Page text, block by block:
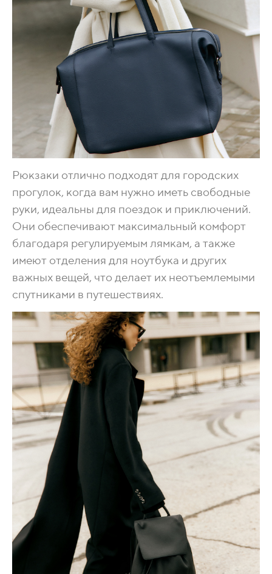
Рюкзаки отлично подходят для городских
прогулок, когда вам нужно иметь свободные
руки, идеальны для поездок и приключений.
Они обеспечивают максимальный комфорт
благодаря регулируемым лямкам, а также
имеют отделения для ноутбука и других
важных вещей, что делает их неотъемлемыми
спутниками в путешествиях.